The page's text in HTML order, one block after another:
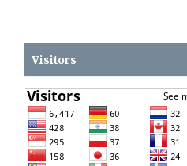
Visitors